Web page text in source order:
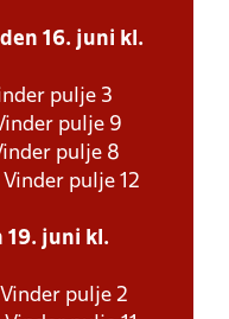
16. juni kl.
pulje 3
pulje 9
pulje 8
pulje 12
19. juni kl.
pulje 2